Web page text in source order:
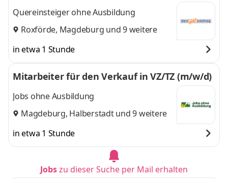
Quereinsteiger ohne Ausbildung
Roxförde, Magdeburg und 9 weitere
in etwa 1 Stunde
Mitarbeiter für den Verkauf in VZ/TZ (m/w/d)
Jobs ohne Ausbildung
Magdeburg, Halberstadtund 9 weitere
in etwa 1 Stunde
Jobszu dieser Suche per Mail erhalten